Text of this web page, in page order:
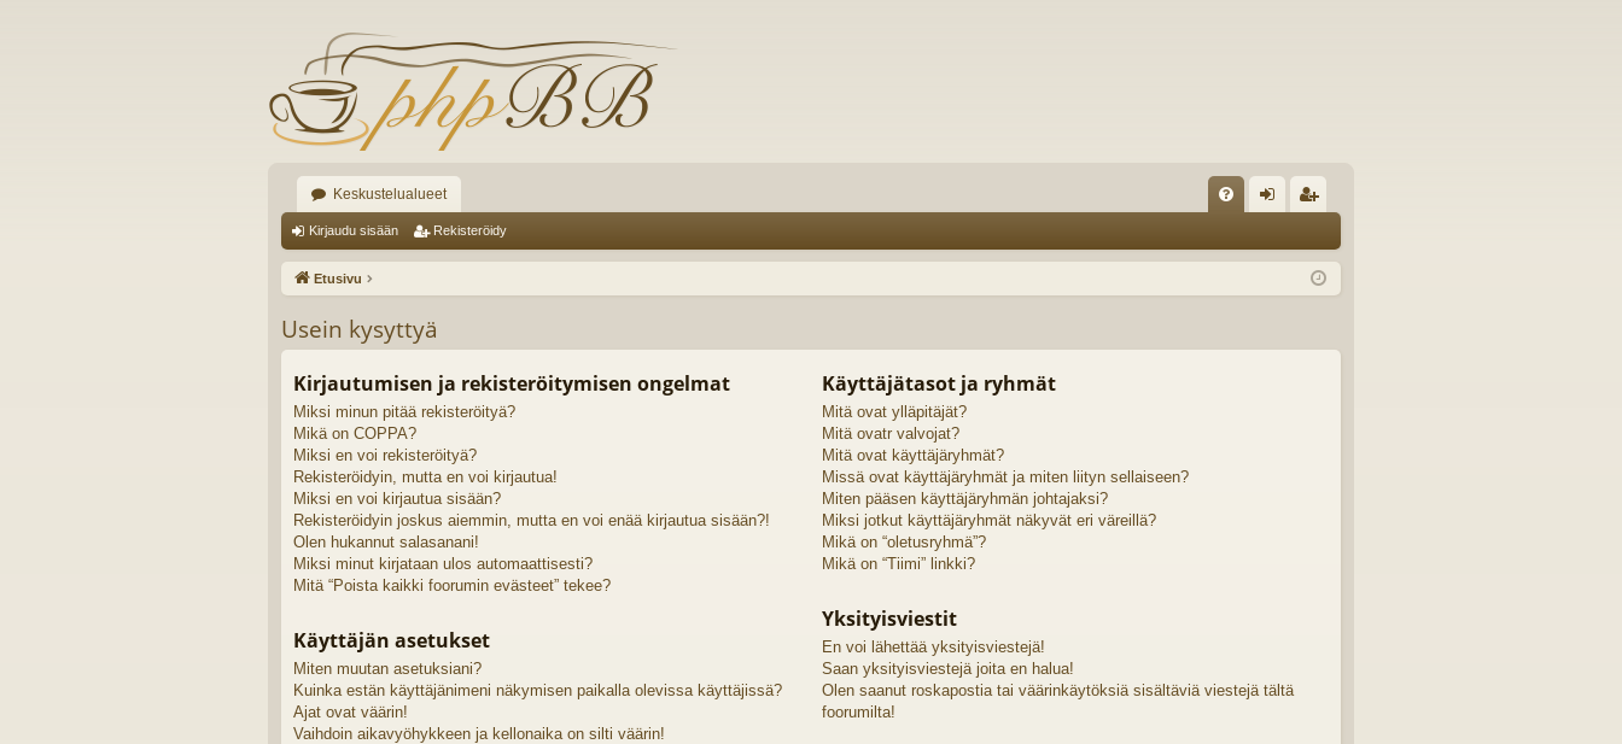
Keskustelualueet
K au ist
Kirjaudu sisään Rekisteröidy
Etusivu
Usein kysyttyä
Kirjautumisen ja rekisteröitymisen ongelmat
Miksi minun pitää rekisteröityä?
Mikä on COPPA?
Miksi en voi rekisteröityä?
Rekisteröidyin, mutta en voi kirjautua!
Miksi en voi kirjautua sisään?
Rekisteröidyin joskus aiemmin, mutta en voi enää kirjautua sisään?!
Olen hukannut salasanani!
Miksi minut kirjataan ulos automaattisesti?
Mitä “Poista kaikki foorumin evästeet” tekee?
Käyttäjän asetukset
Miten muutan asetuksiani?
Kuinka estän käyttäjänimeni näkymisen paikalla olevissa käyttäjissä?
Ajat ovat väärin!
Vaihdoin aikavyöhykkeen ja kellonaika on silti väärin!
Käyttäjätasot ja ryhmät
Mitä ovat ylläpitäjät?
Mitä ovatr valvojat?
Mitä ovat käyttäjäryhmät?
Missä ovat käyttäjäryhmät ja miten liityn sellaiseen?
Miten pääsen käyttäjäryhmän johtajaksi?
Miksi jotkut käyttäjäryhmät näkyvät eri väreillä?
Mikä on “oletusryhmä”?
Mikä on “Tiimi” linkki?
Yksityisviestit
En voi lähettää yksityisviestejä!
Saan yksityisviestejä joita en halua!
Olen saanut roskapostia tai väärinkäytöksiä sisältäviä viestejä tältä
foorumilta!